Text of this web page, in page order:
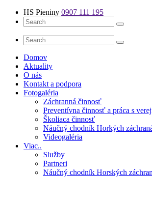
HS Pieniny 0907 111 195
Domov
Aktuality
O nás
Kontakt a podpora
Fotogaléria
Záchranná činnosť
Preventívna činnosť a práca s
Školiaca činnosť
Náučný chodník Horkých
Videogaléria
Viac..
Služby
Partneri
Náučný chodník Horských